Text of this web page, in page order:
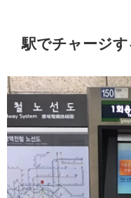
駅でチャージ